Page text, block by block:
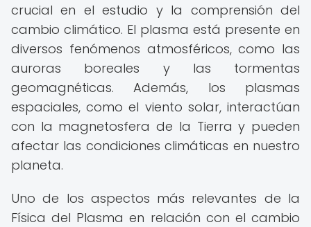
crucial en el estudio y la comprensión del
cambio climático. El plasma está presente en
diversos fenómenos atmosféricos, como las
auroras boreales y las tormentas
geomagnéticas. Además, los plasmas
espaciales, como el viento solar, interactúan
con la magnetosfera de la Tierra y pueden
afectar las condiciones climáticas en nuestro
planeta.
Uno de los aspectos más relevantes de la
Física del Plasma en relación con el cambio